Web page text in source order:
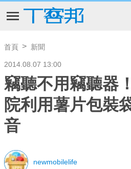
首頁 新聞
2014.08.07 13:00
竊聽不用竊聽器
院利用薯片包裝
音
newmobilelife